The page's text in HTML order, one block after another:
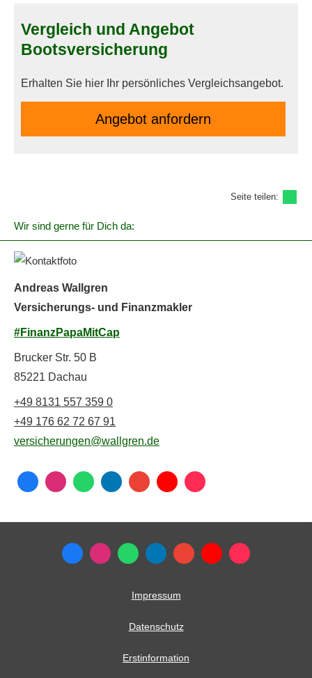
Vergleich und Angebot
Bootsversicherung
Erhalten Sie hier Ihr persönliches Vergleichsangebot.
An­ge­bot an­for­dern
Seite teilen:
Wir sind gerne für Dich da:
Andreas Wallgren
Versicherungs- und Finanzmakler
#FinanzPapaMitCap
Brucker Str. 50 B
85221 Dachau
+49 8131 557 359 0
+49 176 62 72 67 91
versicherungen@wallgren.de
Impressum
Datenschutz
Erstinformation